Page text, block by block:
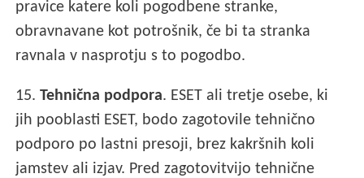
pravice katere koli pogodbene stranke,
obravnavane kot potrošnik, če bi ta stranka
ravnala v nasprotju s to pogodbo.
15.Tehnična podpora. ESET ali tretje osebe, ki
jih pooblasti ESET, bodo zagotovile tehnično
podporo po lastni presoji, brez kakršnih koli
jamstev ali izjav. Pred zagotovitvijo tehnične